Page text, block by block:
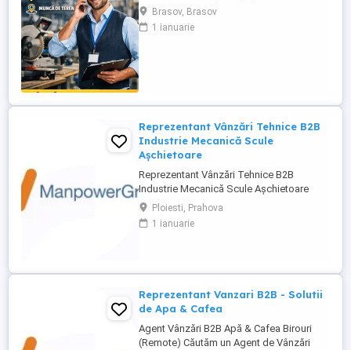
echipa de vânzări și căutăm un Agent
Vânzări Soluții Tehnice, orientat către
rezultate, cu experiență în vânzări B2B și
Brasov, Brasov
1 ianuarie
Reprezentant Vânzări Tehnice B2B
Industrie Mecanică Scule
Așchietoare
Reprezentant Vânzări Tehnice B2B
Industrie Mecanică Scule Așchietoare
Companie specializată în importul și
distribuția de scule așchietoare și
echipamente industriale din Europa,
Reprezentanți de Vânzări Tehnice pentru
Ploiesti, Prahova
1 ianuarie
Reprezentant Vanzari B2B - Solutii
de Apa & Cafea
Agent Vânzări B2B Apă & Cafea Birouri
(Remote) Căutăm un Agent de Vânzări